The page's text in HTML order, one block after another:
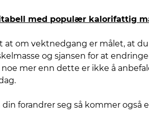
med populær kalorifattig
at om vektnedgang er målet, at
og sjansen for at
mer enn dette er ikke å
din forandrer seg så kommer også